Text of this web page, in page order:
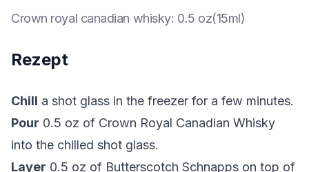
Crown royal canadian whisky: 0.5 oz(15ml)
Rezept
Chill a shot glass in the freezer for a few minutes.
Pour 0.5 oz of Crown Royal Canadian Whisky
into the chilled shot glass.
Layer 0.5 oz of Butterscotch Schnapps on top of